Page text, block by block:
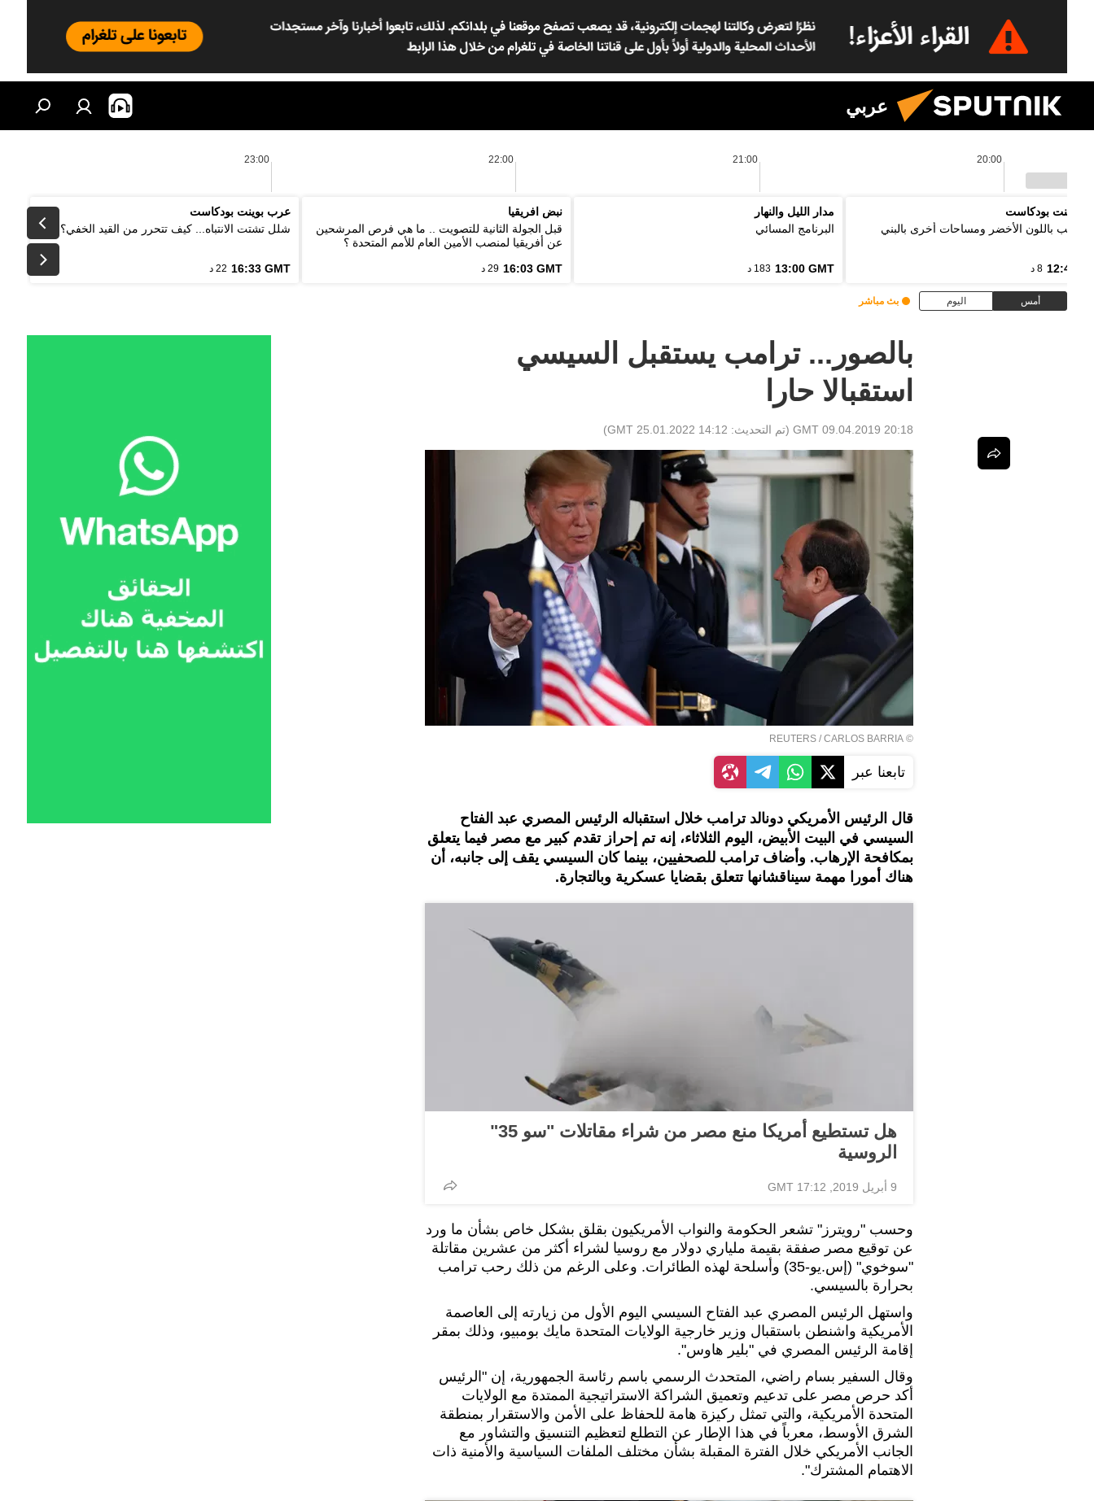
عربي
20:00
21:00
22:00
23:00
بوينت بودكاست
الألب باللون الأخضر ومساحات أخرى بالبني
12:48 8 د
مدار الليل والنهار
البرنامج المسائي
13:00 GMT 183 د
نبض افريقيا
قبل الجولة الثانية للتصويت .. ما هي فرص المرشحين
عن أفريقيا لمنصب الأمين العام للأمم المتحدة ؟
16:03 GMT 29 د
عرب بوينت بودكاست
شلل تشتت الانتباه... كيف تتحرر من القيد الخفي؟
16:33 GMT 22 د
أمس اليوم بث مباشر
بالصور... ترامب يستقبل السيسي
استقبالا حارا
20:18 GMT 09.04.2019 (تم التحديث: 14:12 GMT 25.01.2022
)
©
REUTERS / CARLOS BARRIA
تابعنا عبر
قال الرئيس الأمريكي دونالد ترامب خلال استقباله الرئيس المصري عبد الفتاح
السيسي في البيت الأبيض، اليوم الثلاثاء، إنه تم إحراز تقدم كبير مع مصر فيما يتعلق
بمكافحة الإرهاب. وأضاف ترامب للصحفيين، بينما كان السيسي يقف إلى جانبه، أن
هناك أمورا مهمة سيناقشانها تتعلق بقضايا عسكرية وبالتجارة.
هل تستطيع أمريكا منع مصر من شراء مقاتلات "سو 35"
الروسية
9 أبريل 2019, 17:12 GMT
وحسب "رويترز" تشعر الحكومة والنواب الأمريكيون بقلق بشكل خاص بشأن ما ورد
عن توقيع مصر صفقة بقيمة ملياري دولار مع روسيا لشراء أكثر من عشرين مقاتلة
"سوخوي" (إس.يو-35) وأسلحة لهذه الطائرات. وعلى الرغم من ذلك رحب ترامب
بحرارة بالسيسي.
واستهل الرئيس المصري عبد الفتاح السيسي اليوم الأول من زيارته إلى العاصمة
الأمريكية واشنطن باستقبال وزير خارجية الولايات المتحدة مايك بومبيو، وذلك بمقر
إقامة الرئيس المصري في "بلير هاوس".
وقال السفير بسام راضي، المتحدث الرسمي باسم رئاسة الجمهورية، إن "الرئيس
أكد حرص مصر على تدعيم وتعميق الشراكة الاستراتيجية الممتدة مع الولايات
المتحدة الأمريكية، والتي تمثل ركيزة هامة للحفاظ على الأمن والاستقرار بمنطقة
الشرق الأوسط، معرباً في هذا الإطار عن التطلع لتعظيم التنسيق والتشاور مع
الجانب الأمريكي خلال الفترة المقبلة بشأن مختلف الملفات السياسية والأمنية ذات
الاهتمام المشترك".